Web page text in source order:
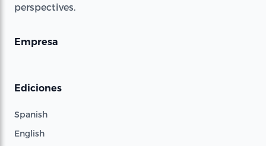
perspectives.
Empresa
Ediciones
Spanish
English